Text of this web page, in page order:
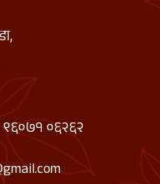
०६२६२